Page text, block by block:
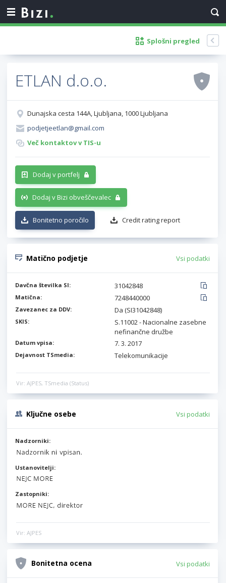
Splošni pregled
ETLAN d.o.o.
Dunajska cesta 144A, Ljubljana, 1000 Ljubljana
podjetjeetlan@gmail.com
Več kontaktov v TIS-u
Dodaj v portfelj
Dodaj v Bizi obveščevalec
Bonitetno poročilo Credit rating report
Matično podjetje Vsi podatki
Davčna številka SI: 31042848
Matična: 7248440000
Zavezanec za DDV: Da (SI31042848)
SKIS:
S.11002 - Nacionalne zasebne
nefinančne družbe
Datum vpisa: 7. 3. 2017
Dejavnost TSmedia: Telekomunikacije
Vir: AJPES, TSmedia (Status)
Ključne osebe Vsi podatki
Nadzorniki:
Ustanovitelji:
Zastopniki:
Vir: AJPES
Bonitetna ocena Vsi podatki